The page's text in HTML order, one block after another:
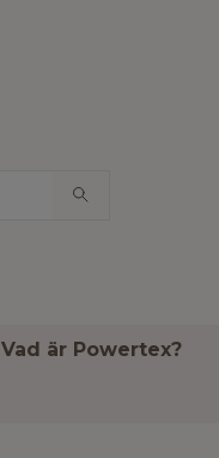
Vad är Powertex?